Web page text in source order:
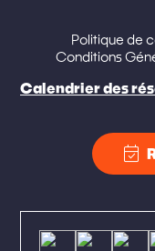
Politique de
Conditions
Calendrier des
event_available